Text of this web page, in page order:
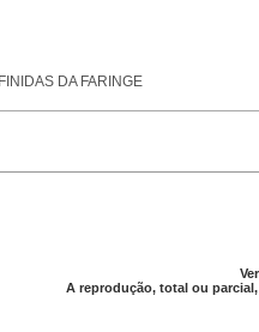
DA FARINGE
A reprodução, total ou